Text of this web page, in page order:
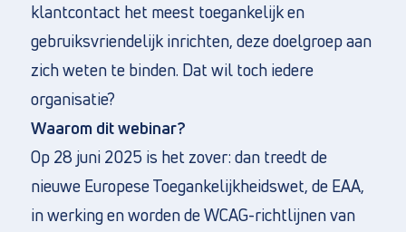
klantcontact het meest toegankelijk en
gebruiksvriendelijk inrichten, deze doelgroep aan
zich weten te binden. Dat wil toch iedere
organisatie?
Waarom dit webinar?
Op 28 juni 2025 is het zover: dan treedt de
nieuwe Europese Toegankelijkheidswet, de EAA,
in werking en worden de WCAG-richtlijnen van